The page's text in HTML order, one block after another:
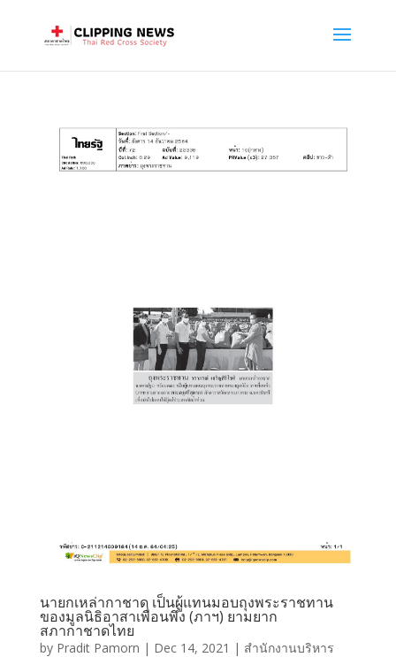
นายกเหล่ากาชาด เป็นผู้แทนมอบถุงพระราชทาน
ของมูลนิธิอาสาเพื่อนพึ่ง (ภาฯ) ยามยาก
สภากาชาดไทย
by Pradit Pamorn | Dec 14, 2021 | สำนักงานบริหาร